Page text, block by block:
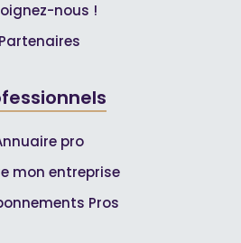
nous !
Partenaires
pro
mon entreprise
Pros